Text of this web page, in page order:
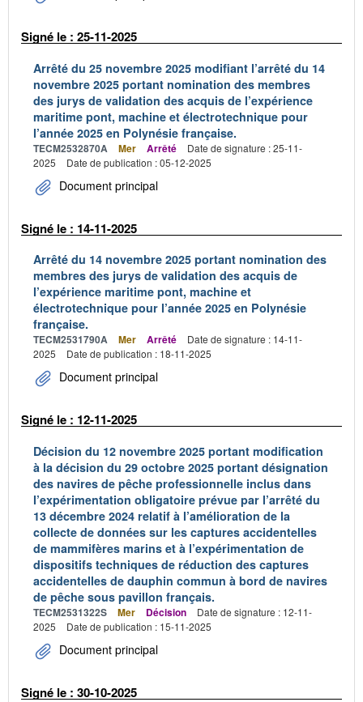
Signé le : 25-11-2025
Arrêté du 25 novembre 2025 modifiant l’arrêté du 14
novembre 2025 portant nomination des membres
des jurys de validation des acquis de l’expérience
maritime pont, machine et électrotechnique pour
l’année 2025 en Polynésie française.
TECM2532870A Mer Arrêté
Date de signature : 25-11-
2025
Date de publication : 05-12-2025
Document principal
Signé le : 14-11-2025
Arrêté du 14 novembre 2025 portant nomination des
membres des jurys de validation des acquis de
l’expérience maritime pont, machine et
électrotechnique pour l’année 2025 en Polynésie
française.
TECM2531790A Mer Arrêté
Date de signature : 14-11-
2025
Date de publication : 18-11-2025
Document principal
Signé le : 12-11-2025
Décision du 12 novembre 2025 portant modification
à la décision du 29 octobre 2025 portant désignation
des navires de pêche professionnelle inclus dans
l’expérimentation obligatoire prévue par l’arrêté du
13 décembre 2024 relatif à l’amélioration de la
collecte de données sur les captures accidentelles
de mammifères marins et à l’expérimentation de
dispositifs techniques de réduction des captures
accidentelles de dauphin commun à bord de navires
de pêche sous pavillon français.
TECM2531322S Mer Décision
Date de signature : 12-11-
2025
Date de publication : 15-11-2025
Document principal
Signé le : 30-10-2025